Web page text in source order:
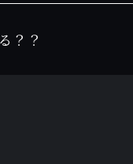
？？